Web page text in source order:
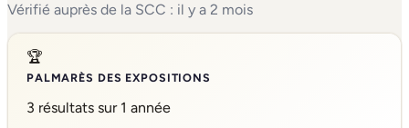
Vérifié auprès de la SCC : il y a 2 mois
🏆
PALMARÈS DES EXPOSITIONS
3 résultats sur 1 année